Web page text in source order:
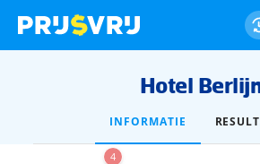
Hotel
INFORMATIE
4